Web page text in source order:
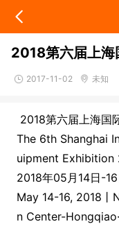
2018第六届上海
2017-11-02 未知
2018第六届上海国
The 6th Shanghai
uipment Exhibition
2018年05月14日-
May 14-16, 2018丨
n Center-